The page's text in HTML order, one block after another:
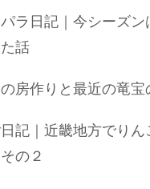
ラ日記｜今シーズン
話
房作りと最近の竜宝
日記｜近畿地方でり
の２